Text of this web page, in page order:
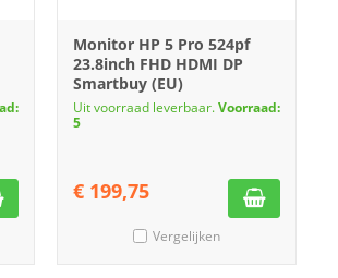
Monitor HP 5 Pro 524pf
23.8inch FHD HDMI DP
Smartbuy (EU)
Uit voorraad leverbaar.Voorraad:
5
€ 199,75
Vergelijken